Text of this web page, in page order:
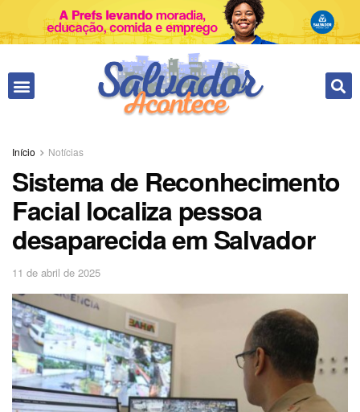
Início Notícias
Sistema de Reconhecimento
Facial localiza pessoa
desaparecida em Salvador
11 de abril de 2025